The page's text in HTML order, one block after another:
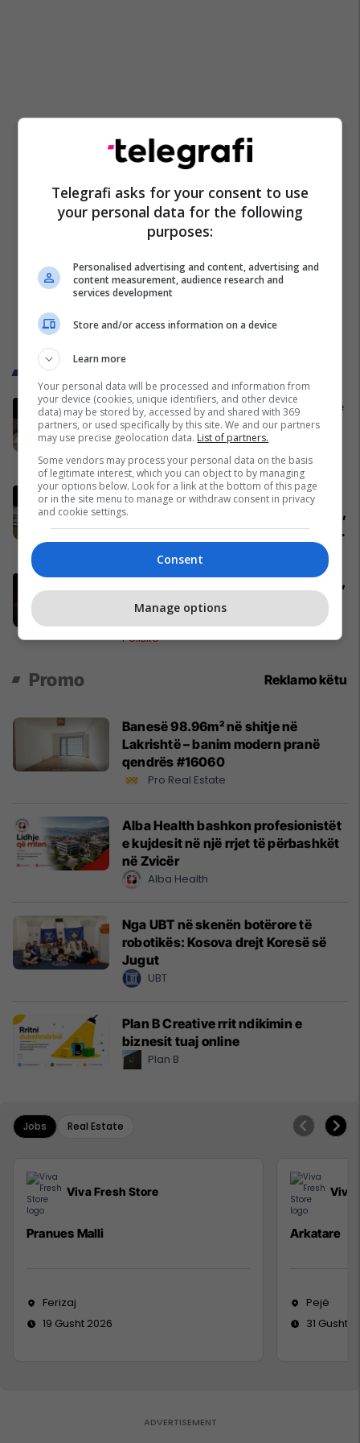
Trend Telegrafi
Ukrainasit i kapin ushtarët rusë në
befasi, ishin duke fjetur në
strehimoret e kamufluara
Evropa
Pacolli: Nëse Shqipëria zgjidh
kontratën për Aeroportin e Vlorës,
MABCO do t’i drejtohet arbitrazhit
Përfundon takimin me Abdixhikun,
Kurti: S'ka marrëveshje me LDK-
Politikë
Promo Reklamo këtu
Banesë 98.96m² në shitje në
Lakrishtë – banim modern pranë
qendrës #16060
Pro Real Estate
Alba Health bashkon profesionistët
e kujdesit në një rrjet të përbashkët
në Zvicër
Alba Health
Nga UBT në skenën botërore të
robotikës: Kosova drejt Koresë së
Jugut
UBT
Plan B Creative rrit ndikimin e
biznesit tuaj online
Plan B
Jobs Real Estate
Viva Fresh Store
Pranues Malli
Ferizaj
19 Gusht 2026
Viva
Arkatare
Pejë
31 Gusht
Telegrafi asks for your consent to use
your personal data for the following
purposes:
Personalised advertising and content, advertising and
content measurement, audience research and
services development
Store and/or access information on a device
Learn more
Your personal data will be processed and information from
your device (cookies, unique identifiers, and other device
data) may be stored by, accessed by and shared with 369
partners, or used specifically by this site. We and our partners
may use precise geolocation data. List of partners.
Some vendors may process your personal data on the basis
of legitimate interest, which you can object to by managing
your options below. Look for a link at the bottom of this page
or in the site menu to manage or withdraw consent in privacy
and cookie settings.
Consent
Manage options